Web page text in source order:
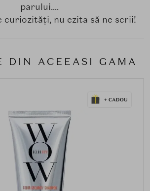
parului....
curiozități, nu ezita să ne scrii!
DIN ACEEASI GAMA